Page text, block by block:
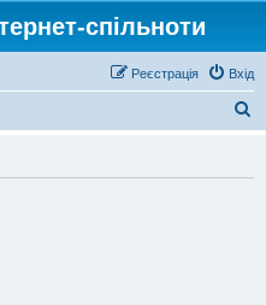
спільноти
Вхід
Реєстрація